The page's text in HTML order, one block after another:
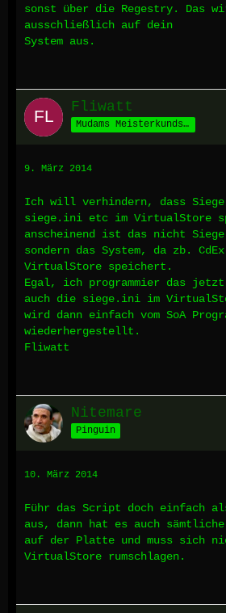
sonst über die Regestry. Das
ausschließlich auf dein
System aus.
Fliwatt
Mudams Meisterkundschafter
9. März 2014
Ich will verhindern, dass
siege.ini etc im VirtualStore
anscheinend ist das nicht
sondern das System, da zb.
VirtualStore speichert.
Egal, ich programmier das jetzt
auch die siege.ini im
wird dann einfach vom SoA
wiederhergestellt.
Fliwatt
Nitemare
Pinguin
10. März 2014
Führ das Script doch einfach
aus, dann hat es auch
auf der Platte und muss sich
VirtualStore rumschlagen.